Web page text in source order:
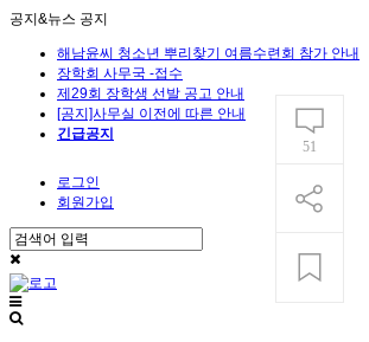
공지&뉴스 공지
해남윤씨 청소년 뿌리찾기 여름수련회 참가 안내
장학회 사무국 -접수
제29회 장학생 선발 공고 안내
[공지]사무실 이전에 따른 안내
긴급공지
로그인
회원가입
51